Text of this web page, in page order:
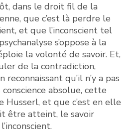
dans le droit fil de la
que c’est là perdre le
et que l’inconscient tel
s’oppose à la
la volonté de savoir. Et,
de la contradiction,
reconnaissant qu’il n’y a pas
absolue, cette
Husserl, et que c’est en elle
être atteint, le savoir